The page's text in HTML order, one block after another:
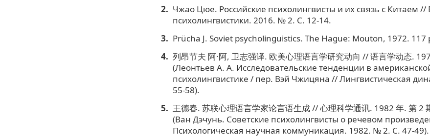
Чжао Цюе. Российские психолингвисты и их связь с Китаем //
психолингвистики. 2016. № 2. С. 12-14.
Prücha J. Soviet psycholinguistics. The Hague: Mouton, 1972. 117
列昂节夫 阿·阿, 卫志强译. 欧美心理语言学研究动向 // 语言学动态.
(Леонтьев А. А. Исследовательские тенденции в
психолингвистике / пер. Вэй Чжицяна // Лингвистическая
55-58).
王德春. 苏联心理语言学家论言语生成 // 心理科学通讯. 1982 年. 第 2
(Ван Дэчунь. Советские психолингвисты о речевом
Психологическая научная коммуникация. 1982. № 2. C. 47-49).